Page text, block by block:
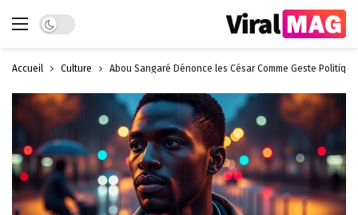
Dark mode
Accueil Culture Abou Sangaré Dénonce les César Comme Geste Politique